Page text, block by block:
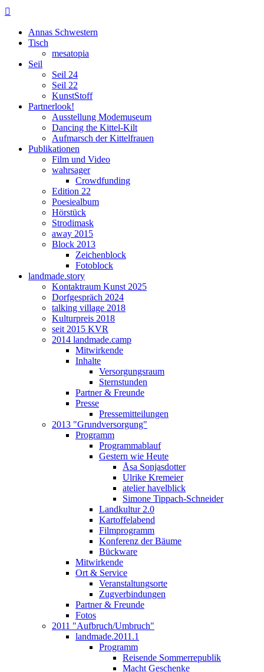

Annas Schwestern
Tisch
mesatopia
Seil
Seil 24
Seil 22
KunstStoff
Partnerlook!
Ausstellung Modemuseum
Dancing the Kittel-Kilt
Aufmarsch der Kittelfrauen
Publikationen
Film und Video
wahrsager
Crowdfunding
Edition 22
Poesiealbum
Hörstück
Strodimask
away 2015
Block 2013
Zeichenblock
Fotoblock
landmade.story
Kontaktraum Kunst 2025
Dorfgespräch 2024
talking village 2018
Kulturpreis 2018
seit 2015 KVR
2014 landmade.camp
Mitwirkende
Inhalte
Versorgungsraum
Sternstunden
Partner & Freunde
Presse
Pressemitteilungen
2013 "Grundversorgung"
Programm
Programmablauf
Gestern wie Heute
Åsa Sonjasdotter
Ulrike Kremeier
atelier havelblick
Simone Tippach-Schneider
Landkultur 2.0
Kartoffelabend
Filmprogramm
Konferenz der Bäume
Bückware
Mitwirkende
Ort & Service
Veranstaltungsorte
Zugverbindungen
Partner & Freunde
Fotos
2011 "Aufbruch/Umbruch"
landmade.2011.1
Programm
Reisende Sommerrepublik
Macht Geschenke